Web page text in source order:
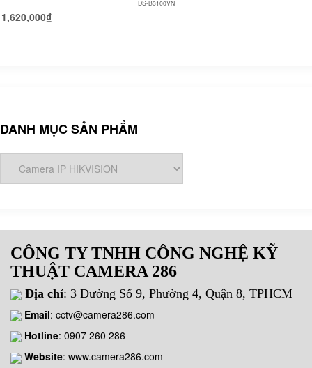
DS-B3100VN
1,620,000₫
DANH MỤC SẢN PHẨM
CÔNG TY TNHH CÔNG NGHỆ KỸ
THUẬT CAMERA 286
Địa chỉ: 3 Đường Số 9, Phường 4, Quận 8, TPHCM
Email: cctv@camera286.com
Hotline: 0907 260 286
Website: www.camera286.com